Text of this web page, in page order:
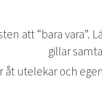
att “bara
gillar
åt utelekar och